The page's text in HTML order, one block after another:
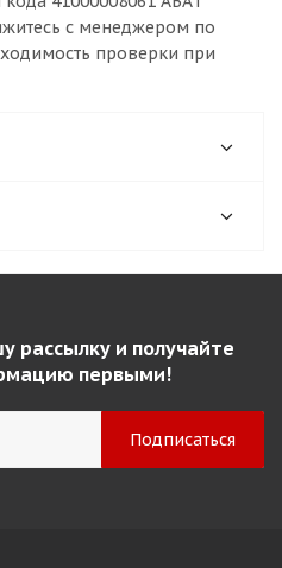
с менеджером по
проверки при
рассылку и получайте
первыми!